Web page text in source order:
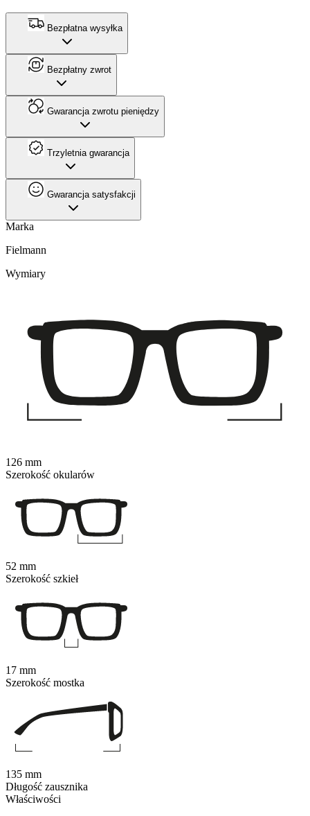
Bezpłatna wysyłka
Bezpłatny zwrot
Gwarancja zwrotu pieniędzy
Trzyletnia gwarancja
Gwarancja satysfakcji
Marka
Fielmann
Właściwości
Wymiary
126 mm
Szerokość okularów
52 mm
Szerokość szkieł
17 mm
Szerokość mostka
135 mm
Długość zausznika